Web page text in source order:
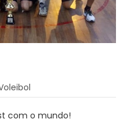
com o mundo!